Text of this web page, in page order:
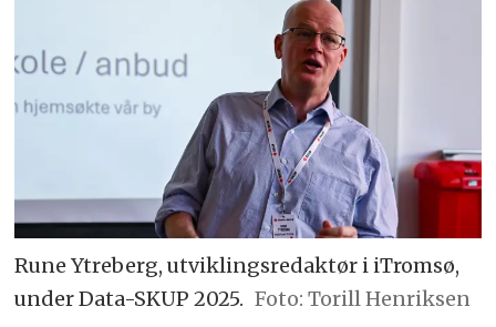
Rune Ytreberg, utviklingsredaktør i iTromsø,
under Data-SKUP 2025. Foto: Torill Henriksen